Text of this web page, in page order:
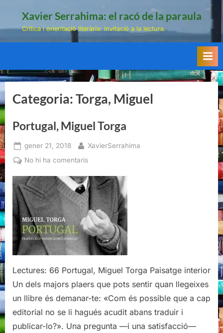
Xavier Serrahima: el racó de la paraula
Crítica i orientació literària: invitació a la lectura.
Categoria:Torga, Miguel
Portugal, Miguel Torga
Posted
on
gener 21, 2018 By
XavierSerrahima
No hi ha comentarisa
Miguel
Torga
Lectures: 66 Portugal, Miguel Torga Paisatge interior
Un dels majors plaers que pots sentir quan llegeixes
un llibre és demanar-te: «Com és possible que a cap
editorial no se li hagués acudit abans traduir i
publicar-lo?». Una pregunta —i una satisfacció—